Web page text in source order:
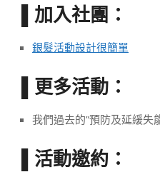
加入社團：
銀髮活動設計很簡單
更多活動：
我們過去的”預防及延緩失
活動邀約：